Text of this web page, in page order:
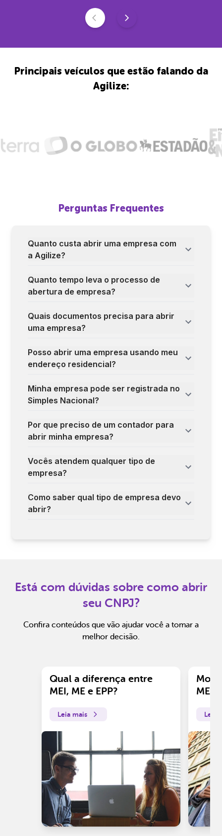
Principais veículos que estão falando da
Agilize:
Perguntas Frequentes
Quanto custa abrir uma empresa com
a Agilize?
Quanto tempo leva o processo de
abertura de empresa?
Quais documentos precisa para abrir
uma empresa?
Posso abrir uma empresa usando meu
endereço residencial?
Minha empresa pode ser registrada no
Simples Nacional?
Por que preciso de um contador para
abrir minha empresa?
Vocês atendem qualquer tipo de
empresa?
Como saber qual tipo de empresa devo
abrir?
Está com dúvidas sobre como abrir
seu CNPJ?
Confira conteúdos que vão ajudar você a tomar a
melhor decisão.
Qual a diferença entre
MEI, ME e EPP?
Leia mais
ME?
Leia